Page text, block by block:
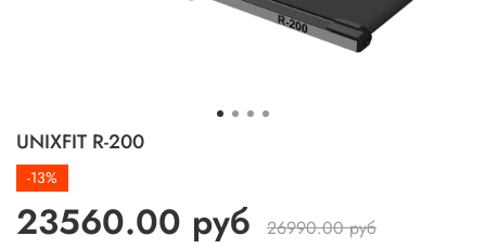
UNIXFIT R-200
-13%
23560.00 руб
26990.00 руб